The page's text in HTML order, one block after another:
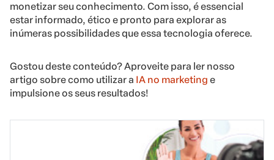
monetizar seu conhecimento. Com isso, é essencial
estar informado, ético e pronto para explorar as
inúmeras possibilidades que essa tecnologia oferece.
Gostou deste conteúdo? Aproveite para ler nosso
artigo sobre como utilizar a IA no marketing e
impulsione os seus resultados!